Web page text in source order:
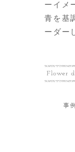
ーイメ
青を基
ーダー
お客
ファン
Flower
事